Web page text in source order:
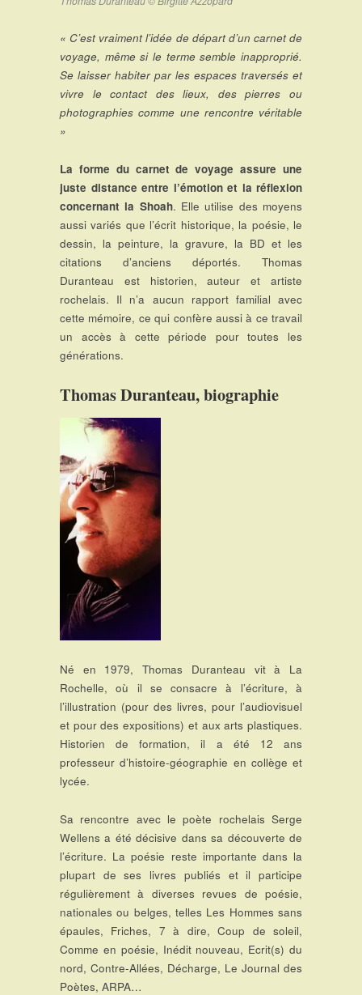
« C’est vraiment l’idée de départ d’un carnet de
voyage, même si le terme semble inapproprié.
Se laisser habiter par les espaces traversés et
vivre le contact des lieux, des pierres ou
photographies comme une rencontre véritable
»
La forme du carnet de voyage assure une
juste distance entre l’émotion et la réflexion
concernant la Shoah. Elle utilise des moyens
aussi variés que l’écrit historique, la poésie, le
dessin, la peinture, la gravure, la BD et les
citations d’anciens déportés. Thomas
Duranteau est historien, auteur et artiste
rochelais. Il n’a aucun rapport familial avec
cette mémoire, ce qui confère aussi à ce travail
un accès à cette période pour toutes les
générations.
Thomas Duranteau, biographie
Né en 1979, Thomas Duranteau vit à La
Rochelle, où il se consacre à l’écriture, à
l’illustration (pour des livres, pour l’audiovisuel
et pour des expositions) et aux arts plastiques.
Historien de formation, il a été 12 ans
professeur d’histoire-géographie en collège et
lycée.
Sa rencontre avec le poète rochelais Serge
Wellens a été décisive dans sa découverte de
l’écriture. La poésie reste importante dans la
plupart de ses livres publiés et il participe
régulièrement à diverses revues de poésie,
nationales ou belges, telles Les Hommes sans
épaules, Friches, 7 à dire, Coup de soleil,
Comme en poésie, Inédit nouveau, Ecrit(s) du
nord, Contre-Allées, Décharge, Le Journal des
Poètes, ARPA…